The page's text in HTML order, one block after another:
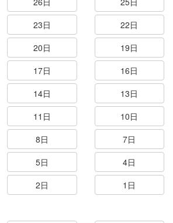
23日
22日
20日
19日
17日
16日
14日
13日
11日
10日
8日
7日
5日
4日
2日 1日